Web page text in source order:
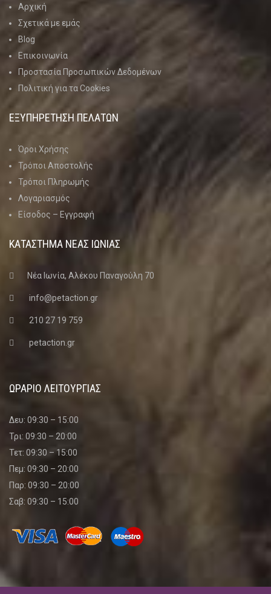
Αρχική
Σχετικά με εμάς
Blog
Επικοινωνία
Προστασία Προσωπικών Δεδομένων
Πολιτική για τα Cookies
ΕΞΥΠΗΡΕΤΗΣΗ ΠΕΛΑΤΩΝ
Όροι Χρήσης
Τρόποι Αποστολής
Τρόποι Πληρωμής
Λογαριασμός
Είσοδος – Εγγραφή
ΚΑΤΑΣΤΗΜΑ ΝΈΑΣ ΙΩΝΊΑΣ
Νέα Ιωνία, Αλέκου Παναγούλη 70
info@petaction.gr
210 27 19 759
petaction.gr
ΩΡΑΡΙΟ ΛΕΙΤΟΥΡΓΙΑΣ
Δευ: 09:30 – 15:00
Τρι: 09:30 – 20:00
Τετ: 09:30 – 15:00
Πεμ: 09:30 – 20:00
Παρ: 09:30 – 20:00
Σαβ: 09:30 – 15:00